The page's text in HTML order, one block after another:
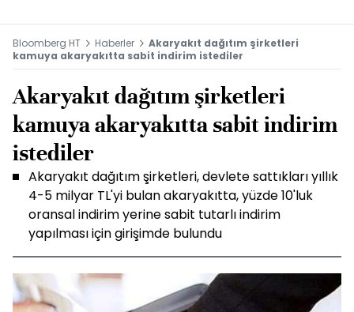
Bloomberg HT Haberler
Akaryakıt dağıtım şirketleri
kamuya akaryakıtta sabit indirim istediler
Akaryakıt dağıtım şirketleri
kamuya akaryakıtta sabit indirim
istediler
Akaryakıt dağıtım şirketleri, devlete sattıkları yıllık
4-5 milyar TL'yi bulan akaryakıtta, yüzde 10'luk
oransal indirim yerine sabit tutarlı indirim
yapılması için girişimde bulundu